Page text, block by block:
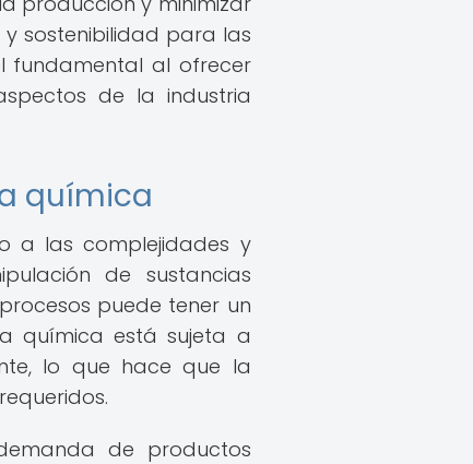
sostenibilidad para las
fundamental al ofrecer
de la industria
química
a las complejidades y
de sustancias
puede tener un
química está sujeta a
lo que hace que la
de productos